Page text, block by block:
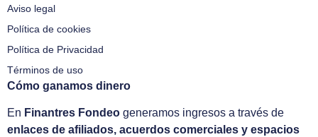
Aviso legal
Política de cookies
Política de Privacidad
Términos de uso
Cómo ganamos dinero
En Finantres Fondeo generamos ingresos a través de
enlaces de afiliados, acuerdos comerciales y espacios